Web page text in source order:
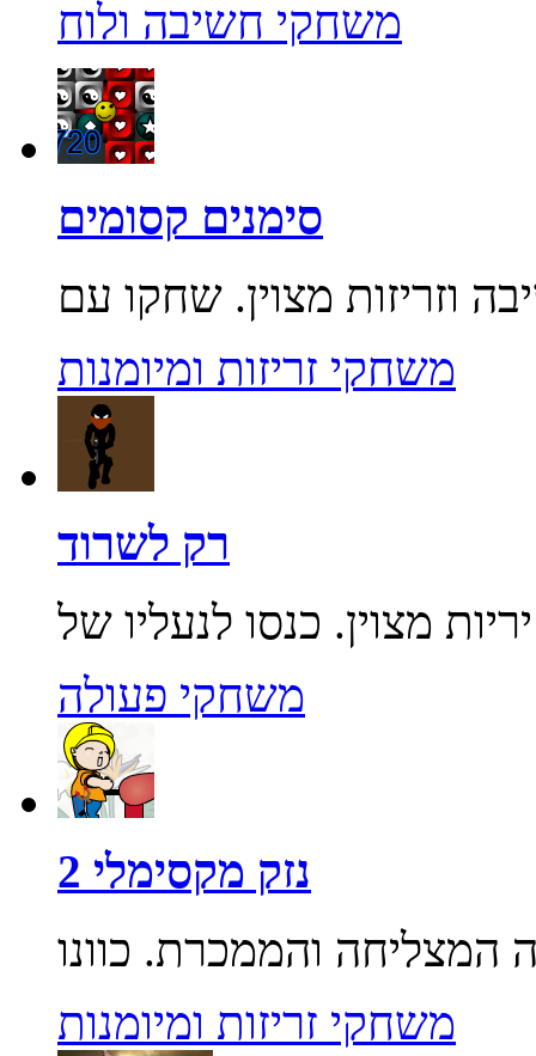
משחקי חשיבה ולוח
סימנים קסומים
משחקי זריזות ומיומנות
רק לשרוד
משחקי פעולה
נזק מקסימלי 2
משחקי זריזות ומיומנות